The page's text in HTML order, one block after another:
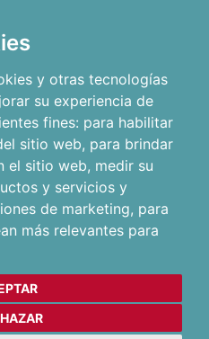
y otras tecnologías
su experiencia de
fines: para habilitar
sitio web, para brindar
el sitio web, medir su
y servicios y
de marketing, para
más relevantes para